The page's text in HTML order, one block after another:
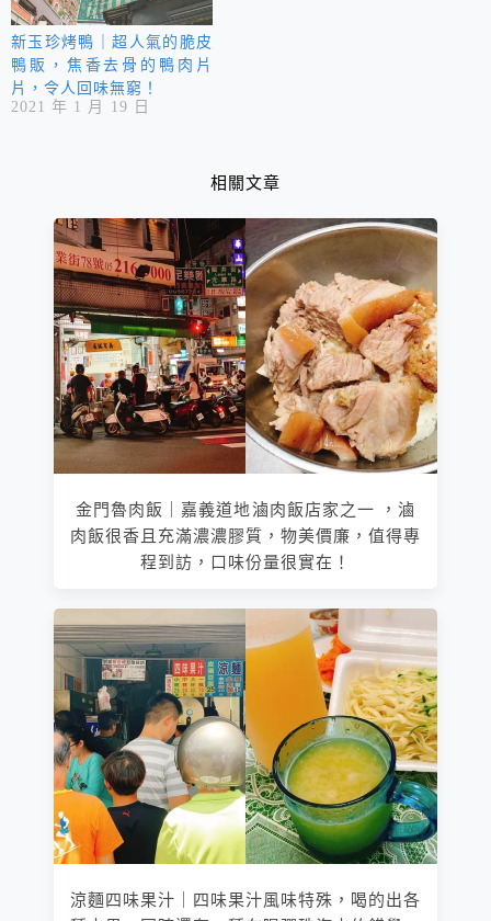
新玉珍烤鴨｜超人氣的脆皮
鴨販，焦香去骨的鴨肉片
片，令人回味無窮！
2021 年 1 月 19 日
相關文章
金門魯肉飯｜嘉義道地滷肉飯店家之一 ，滷
肉飯很香且充滿濃濃膠質，物美價廉，值得專
程到訪，口味份量很實在！
涼麵四味果汁｜四味果汁風味特殊，喝的出各